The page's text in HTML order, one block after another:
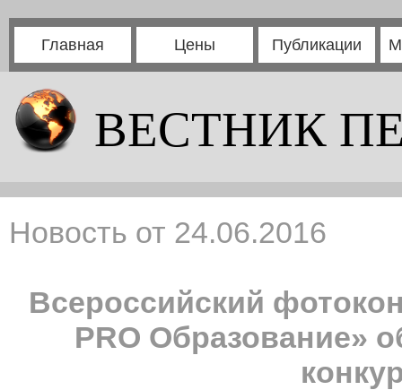
Главная Цены Публикации
ВЕСТНИК
Новость от 24.06.2016
Всероссийский
PRO Образование»